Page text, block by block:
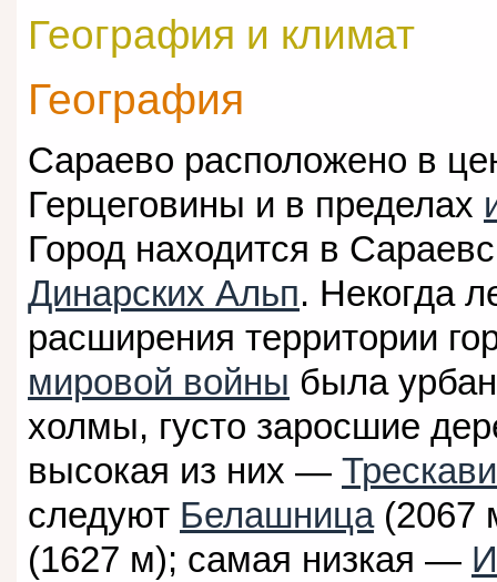
География и климат
География
Сараево расположено в
Герцеговины и в пределах
Город находится в
Динарских Альп. Некогда
расширения территории
мировой войны была
холмы, густо заросшие
высокая из них —
следуют Белашница(2067
(1627 м); самая низкая —